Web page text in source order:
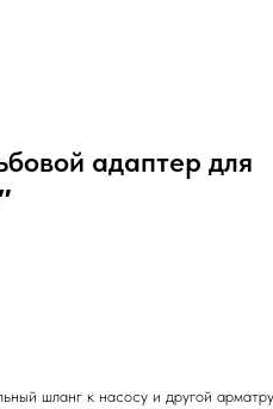
адаптер для
шланг к насосу и другой